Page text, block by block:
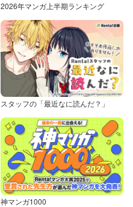
2026年マンガ上半期ランキング
スタッフの「最近なに読んだ？」
神マンガ1000